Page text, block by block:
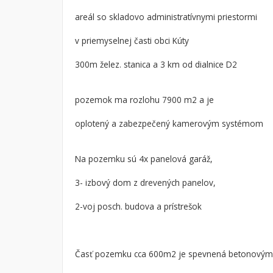
Byt
4 a viac izbové byty
Dom
areál so skladovo administratívnymi priestormi
v priemyselnej časti obci Kúty
300m želez. stanica a 3 km od dialnice D2
pozemok ma rozlohu 7900 m2 a je
oplotený a zabezpečený kamerovým systémom
Na pozemku sú 4x panelová garáž,
3- izbový dom z drevených panelov,
2-voj posch. budova a prístrešok
Časť pozemku cca 600m2 je spevnená